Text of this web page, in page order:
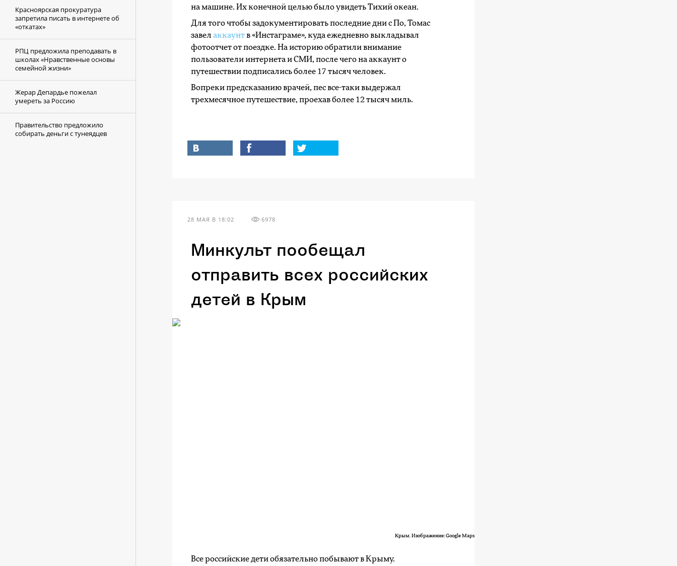
Красноярская прокуратура
запретила писать в интернете об
«откатах»
РПЦ предложила преподавать в
школах «Нравственные основы
семейной жизни»
Жерар Депардье пожелал
умереть за Россию
Правительство предложило
собирать деньги с тунеядцев
на машине. Их конечной целью было увидеть Тихий океан.
Для того чтобы задокументировать последние дни с По, Томас
завел аккаунтв «Инстаграме», куда ежедневно выкладывал
фотоотчет от поездке. На историю обратили внимание
пользователи интернета и СМИ, после чего на аккаунт о
путешествии подписались более 17 тысяч человек.
Вопреки предсказанию врачей, пес все-таки выдержал
трехмесячное путешествие, проехав более 12 тысяч миль.
28 МАЯ В 18:02 6978
Минкульт пообещал
отправить всех российских
детей в Крым
Крым. Изображение: Google Maps
Все российские дети обязательно побывают в Крыму.